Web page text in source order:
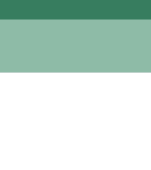
sisältöön